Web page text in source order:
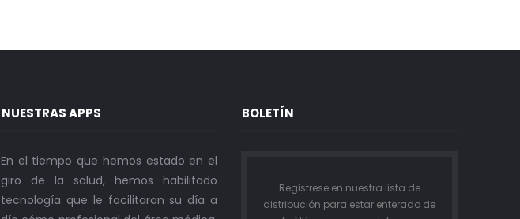
NUESTRAS APPS
En el tiempo que hemos estado en el
giro de la salud, hemos habilitado
tecnología que le facilitaran su día a
BOLETÍN
Registrese en nuestra lista de
distribución para estar enterado de